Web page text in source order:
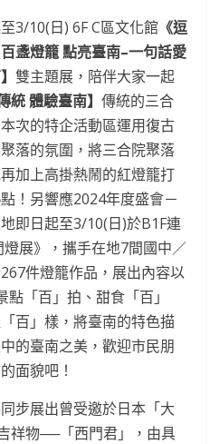
3/10(日) 6F C區文化館 《逗
百盞燈籠點亮臺南–一句話愛
雙主題展，陪伴大家一起
統體驗臺南】 傳統的三合
次的特企活動區運用復古
落的氛圍，將三合院聚落
加上高掛熱鬧的紅燈籠打
！另響應2024年度盛會－
即日起至3/10(日)於B1F連
展》，攜手在地7間國中／
件燈籠作品，展出內容以
「百」拍、甜食「百」
百」樣，將臺南的特色描
的臺南之美，歡迎市民朋
面貌吧！
步展出曾受邀於日本「大
祥物──「西門君」，由具